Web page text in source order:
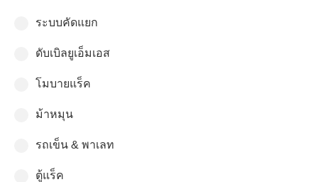
ระบบคัดแยก
ดับเบิลยูเอ็มเอส
โมบายแร็ค
ม้าหมุน
รถเข็น & พาเลท
ตู้แร็ค